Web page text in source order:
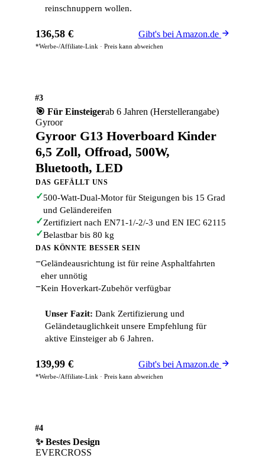
reinschnuppern wollen.
136,58 € Gibt's bei Amazon.de
*Werbe-/Affiliate-Link · Preis kann abweichen
#3
🎯 Für Einsteigerab 6 Jahren (Herstellerangabe)
Gyroor
Gyroor G13 Hoverboard Kinder
6,5 Zoll, Offroad, 500W,
Bluetooth, LED
DAS GEFÄLLT UNS
✓500-Watt-Dual-Motor für Steigungen bis 15 Grad
und Geländereifen
✓Zertifiziert nach EN71-1/-2/-3 und EN IEC 62115
✓Belastbar bis 80 kg
DAS KÖNNTE BESSER SEIN
−Geländeausrichtung ist für reine Asphaltfahrten
eher unnötig
−Kein Hoverkart-Zubehör verfügbar
Unser Fazit: Dank Zertifizierung und
Geländetauglichkeit unsere Empfehlung für
aktive Einsteiger ab 6 Jahren.
139,99 € Gibt's bei Amazon.de
*Werbe-/Affiliate-Link · Preis kann abweichen
#4
✨ Bestes Design
EVERCROSS